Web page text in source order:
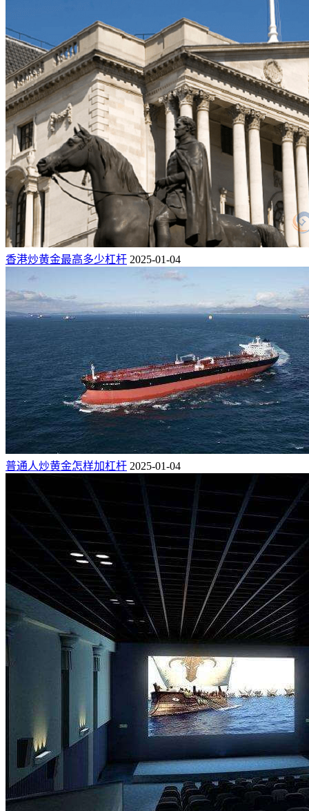
香港炒黄金最高多少杠杆 2025-01-04
普通人炒黄金怎样加杠杆 2025-01-04